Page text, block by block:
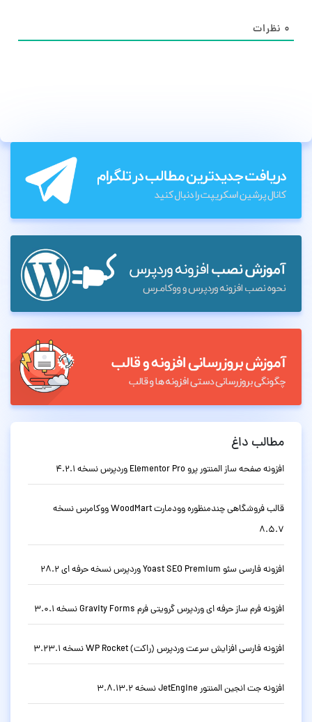
۰ نظرات
مطالب داغ
افزونه صفحه ساز المنتور پرو Elementor Pro وردپرس نسخه 4.2.1
قالب فروشگاهی چندمنظوره وودمارت WoodMart ووکامرس نسخه
8.5.7
افزونه فارسی سئو Yoast SEO Premium وردپرس نسخه حرفه ای 28.2
افزونه فرم ساز حرفه ای وردپرس گرویتی فرم Gravity Forms نسخه 3.0.1
افزونه فارسی افزایش سرعت وردپرس (راکت) WP Rocket نسخه 3.23.1
افزونه جت انجین المنتور JetEngine نسخه 3.8.13.2